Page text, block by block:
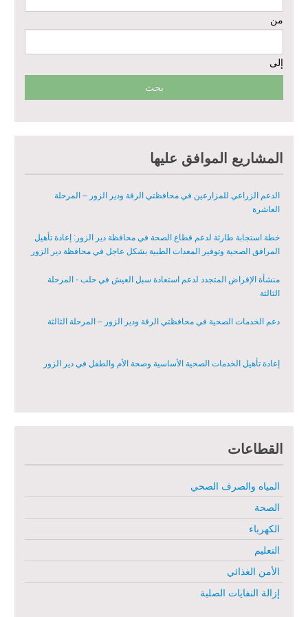
من
إلى
المشاريع الموافق عليها
مشروع إعادة تأهيل المأوى والبنية التحتية المستدامة في محافظة السويداء
مبادرة متعددة القطاعات لإعادة التأهيل في مدينة جسر الشغور
مبادرة متعددة القطاعات لإعادة التأهيل في مدينة جسر الشغور – المرحلة
الثانية
الدعم الزراعي للمزارعين في محافظتي الرقة ودير الزور – المرحلة
العاشرة
خطة استجابة طارئة لدعم قطاع الصحة في محافظة دير الزور: إعادة تأهيل
المرافق الصحية وتوفير المعدات الطبية بشكل عاجل في محافظة دير الزور
منشأة الإقراض المتجدد لدعم استعادة سبل العيش في حلب - المرحلة
الثالثة
دعم الخدمات الصحية في محافظتي الرقة ودير الزور – المرحلة الثالثة
إعادة تأهيل الخدمات الصحية الأساسية وصحة الأم والطفل في دير الزور
مشروع إعادة تأهيل المأوى والبنية التحتية المستدامة في محافظة السويداء
مبادرة متعددة القطاعات لإعادة التأهيل في مدينة جسر الشغور
تقديم خدمات الرعاية الصحية الأولية في محافظة دير الزور - المرحلة
الخامسة
مبادرة متعددة القطاعات لإعادة التأهيل في مدينة جسر الشغور – المرحلة
القطاعات
المياه والصرف الصحي
الصحة
الكهرباء
التعليم
الأمن الغذائي
إزالة النفايات الصلبة